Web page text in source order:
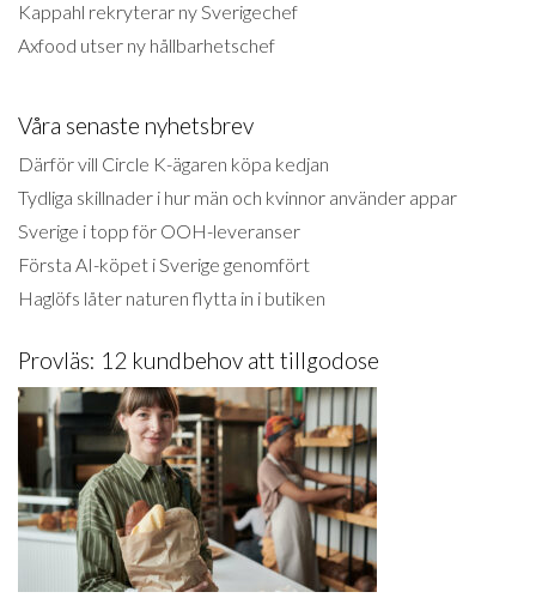
Kappahl rekryterar ny Sverigechef
Axfood utser ny hållbarhetschef
Våra senaste nyhetsbrev
Därför vill Circle K-ägaren köpa kedjan
Tydliga skillnader i hur män och kvinnor använder appar
Sverige i topp för OOH-leveranser
Första AI-köpet i Sverige genomfört
Haglöfs låter naturen flytta in i butiken
Provläs: 12 kundbehov att tillgodose